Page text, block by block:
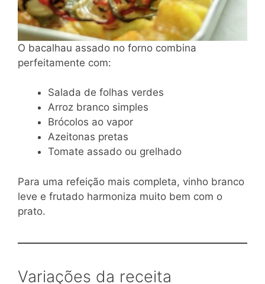
O bacalhau assado no forno combina
perfeitamente com:
Salada de folhas verdes
Arroz branco simples
Brócolos ao vapor
Azeitonas pretas
Tomate assado ou grelhado
Para uma refeição mais completa, vinho branco
leve e frutado harmoniza muito bem com o
prato.
Variações da receita